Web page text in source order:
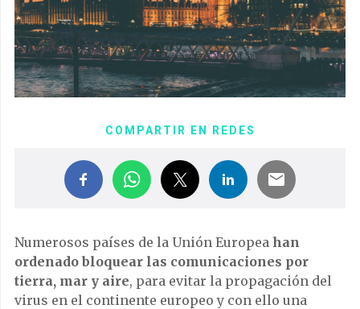
COMPARTIR EN REDES
Numerosos países de la Unión Europea han
ordenado bloquear las comunicaciones por
tierra, mar y aire, para evitar la propagación del
virus en el continente europeo y con ello una